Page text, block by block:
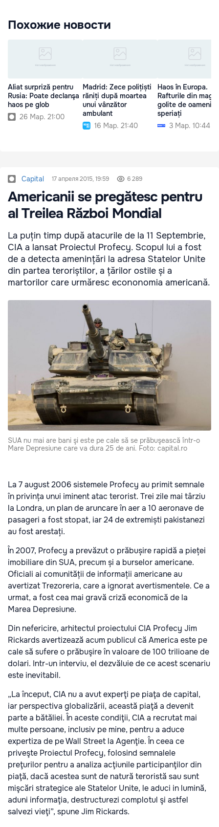
Похожие новости
Aliat surpriză pentru
Rusia: Poate declanşa
haos pe glob
26 Мар. 21:00
Madrid: Zece polițiști
răniți după moartea
unui vânzător
ambulant
16 Мар. 21:40
Haos în Europa.
Rafturile din
golite de oamenii
speriați
3 Мар. 10:44
Capital 17 апреля 2015, 19:59 6 289
Americanii se pregătesc pentru
al Treilea Război Mondial
La puțin timp după atacurile de la 11 Septembrie,
CIA a lansat Proiectul Profecy. Scopul lui a fost
de a detecta amenințări la adresa Statelor Unite
din partea teroriștilor, a țărilor ostile și a
martorilor care urmăresc econonomia americană.
SUA nu mai are bani şi este pe cale să se prăbuşească într-o
Mare Depresiune care va dura 25 de ani. Foto: capital.ro
La 7 august 2006 sistemele Profecy au primit semnale
în privința unui iminent atac terorist. Trei zile mai târziu
la Londra, un plan de aruncare în aer a 10 aeronave de
pasageri a fost stopat, iar 24 de extremiști pakistanezi
au fost arestați.
În 2007, Profecy a prevăzut o prăbușire rapidă a pieței
imobiliare din SUA, precum și a burselor americane.
Oficiali ai comunității de informații americane au
avertizat Trezoreria, care a ignorat avertismentele. Ce a
urmat, a fost cea mai gravă criză economică de la
Marea Depresiune.
Din nefericire, arhitectul proiectului CIA Profecy Jim
Rickards avertizează acum publicul că America este pe
cale să sufere o prăbuşire în valoare de 100 trilioane de
dolari. Intr-un interviu, el dezvăluie de ce acest scenariu
este inevitabil.
„La început, CIA nu a avut experţi pe piaţa de capital,
iar perspectiva globalizării, această piaţă a devenit
parte a bătăliei. În aceste condiţii, CIA a recrutat mai
multe persoane, inclusiv pe mine, pentru a aduce
expertiza de pe Wall Street la Agenţie. În ceea ce
priveşte Proiectul Profecy, folosind semnalele
preţurilor pentru a analiza acţiunile participanţilor din
piaţă, dacă acestea sunt de natură teroristă sau sunt
mişcări strategice ale Statelor Unite, le aduci in lumină,
aduni informaţia, destructurezi complotul şi astfel
salvezi vieţi”, spune Jim Rickards.